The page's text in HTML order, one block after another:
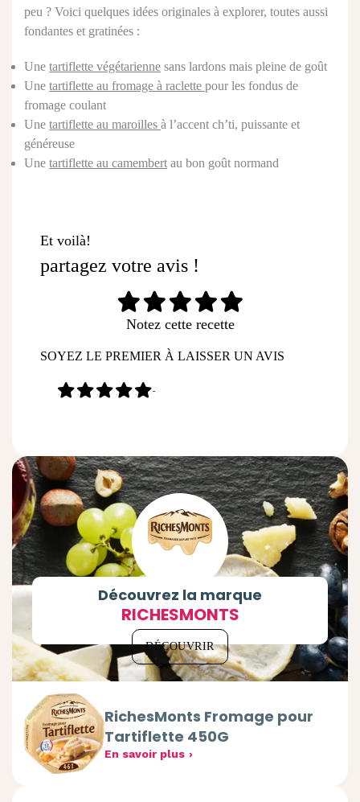
peu ? Voici quelques idées originales à explorer, toutes aussi
fondantes et gratinées :
Une tartiflette végétarienne sans lardons mais pleine de goût
Une tartiflette au fromage à raclette pour les fondus de
fromage coulant
Une tartiflette au maroilles à l’accent ch’ti, puissante et
généreuse
Une tartiflette au camembert au bon goût normand
Et voilà!
partagez votre avis !
Notez cette recette
SOYEZ LE PREMIER À LAISSER UN AVIS
-
Découvrez la marque
RICHESMONTS
DÉCOUVRIR
RichesMonts Fromage pour
Tartiflette 450G
En savoir plus